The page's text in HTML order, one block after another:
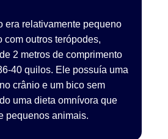
era relativamente pequeno
com outros terópodes,
2 metros de comprimento
40 quilos. Ele possuía uma
crânio e um bico sem
uma dieta omnívora que
pequenos animais.